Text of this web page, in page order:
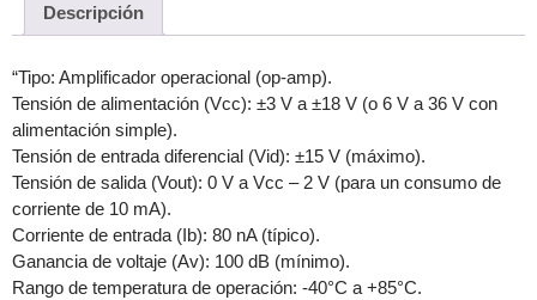
Descripción
“Tipo: Amplificador operacional (op-amp).
Tensión de alimentación (Vcc): ±3 V a ±18 V (o 6 V a 36 V con
alimentación simple).
Tensión de entrada diferencial (Vid): ±15 V (máximo).
Tensión de salida (Vout): 0 V a Vcc – 2 V (para un consumo de
corriente de 10 mA).
Corriente de entrada (Ib): 80 nA (típico).
Ganancia de voltaje (Av): 100 dB (mínimo).
Rango de temperatura de operación: -40°C a +85°C.